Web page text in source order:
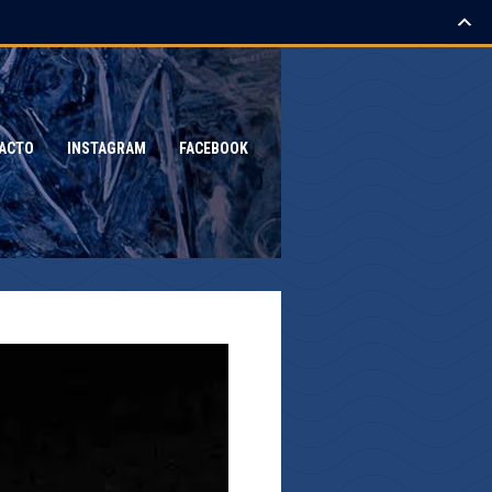
INSTAGRAM FACEBOOK